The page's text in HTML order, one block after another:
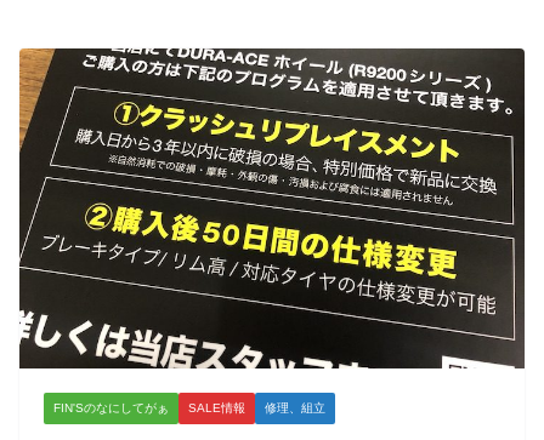
FIN'Sのなにしてがぁ SALE情報 修理、組立